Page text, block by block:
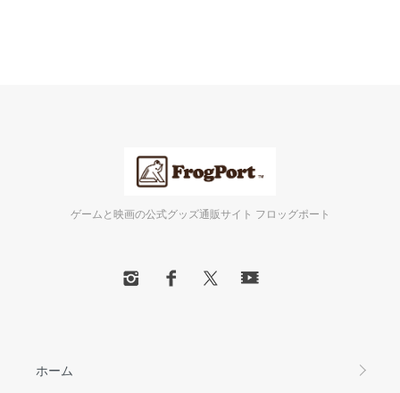
ゲームと映画の公式グッズ通販サイト フロッグポート
ホーム